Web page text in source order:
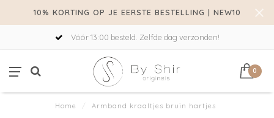
10% KORTING OP JE EERSTE BESTELLING | NEW10
Vóór 13:00 besteld. Zelfde dag verzonden!
0
Home / Armband kraaltjes bruin hartjes